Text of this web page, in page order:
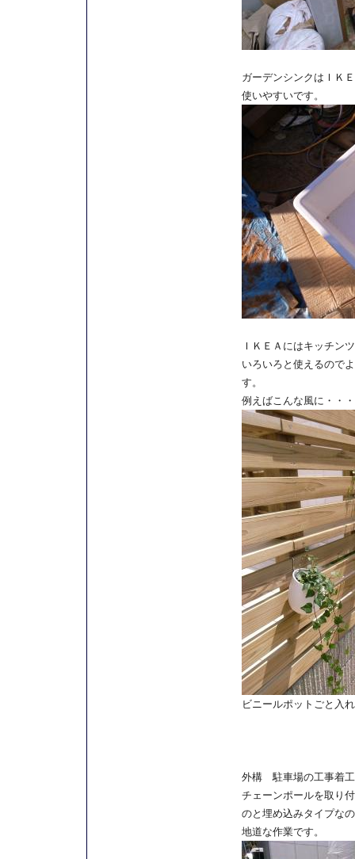
ガーデンシンクはＩＫ
使いやすいです。
ＩＫＥＡにはキッチン
いろいろと使えるので
す。
例えばこんな風に・・
ビニールポットごと入
外構 駐車場の工事着工
チェーンポールを取り
のと埋め込みタイプな
地道な作業です。